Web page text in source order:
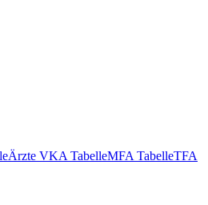
Ärzte VKA TabelleMFA TabelleTFA